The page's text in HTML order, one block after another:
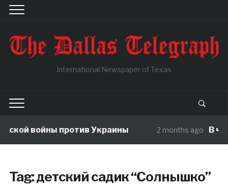
International Newspaper of Texas
войны против Украины 2 months ago В чужой
Tag:детский садик “Солнышко”